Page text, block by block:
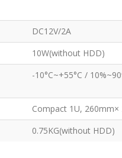
DC12V/2A
10W(without HDD)
-10°C~+55°C /
Compact 1U,
0.75KG(without HDD)